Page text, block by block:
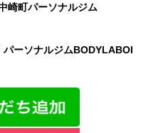
崎町パーソナルジム
パーソナルジムBODYLABOI